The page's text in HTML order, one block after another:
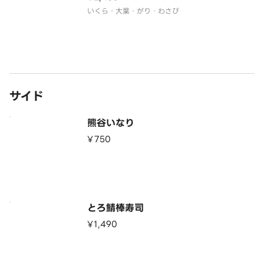
いくら・大葉・がり・わさび
サイド
熊谷いなり
¥750
とろ鯖棒寿司
¥1,490